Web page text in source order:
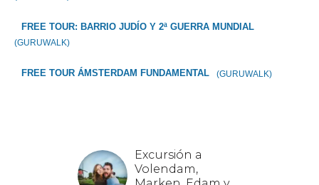
FREE TOUR: BARRIO JUDÍO Y 2ª GUERRA MUNDIAL
(GURUWALK)
FREE TOUR ÁMSTERDAM FUNDAMENTAL (GURUWALK)